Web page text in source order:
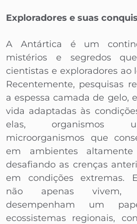
Exploradores e suas
A Antártica é um
mistérios e segredos
cientistas e exploradores ao
Recentemente, pesquisas
a espessa camada de gelo,
vida adaptadas às
elas, organismos
microorganismos que
em ambientes
desafiando as crenças
em condições extremas.
não apenas vivem,
desempenham um
ecossistemas regionais,